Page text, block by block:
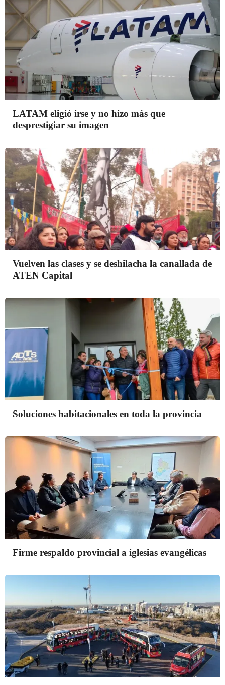
LATAM eligió irse y no hizo más que
desprestigiar su imagen
Vuelven las clases y se deshilacha la canallada de
ATEN Capital
Soluciones habitacionales en toda la provincia
Firme respaldo provincial a iglesias evangélicas